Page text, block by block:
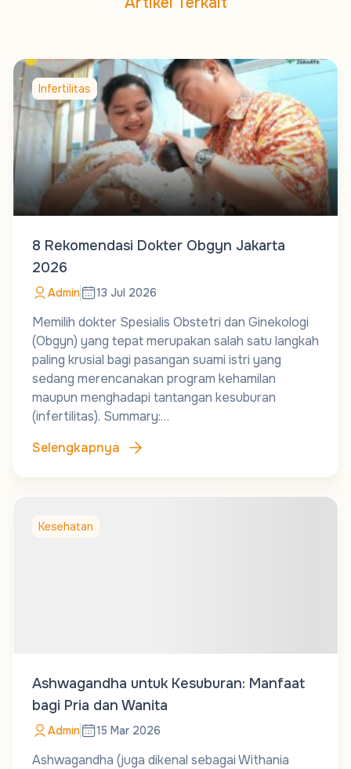
Infertilitas
8 Rekomendasi Dokter Obgyn Jakarta
2026
Admin 13 Jul 2026
Memilih dokter Spesialis Obstetri dan Ginekologi
(Obgyn) yang tepat merupakan salah satu langkah
paling krusial bagi pasangan suami istri yang
sedang merencanakan program kehamilan
maupun menghadapi tantangan kesuburan
(infertilitas). Summary:…
Selengkapnya
Kesehatan
Ashwagandha untuk Kesuburan: Manfaat
bagi Pria dan Wanita
Admin 15 Mar 2026
Ashwagandha (juga dikenal sebagai Withania